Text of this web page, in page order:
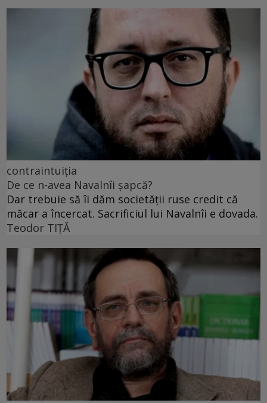
contraintuiția
De ce n-avea Navalnîi șapcă?
Dar trebuie să îi dăm societății ruse credit că
măcar a încercat. Sacrificiul lui Navalnîi e dovada.
Teodor TIŢĂ